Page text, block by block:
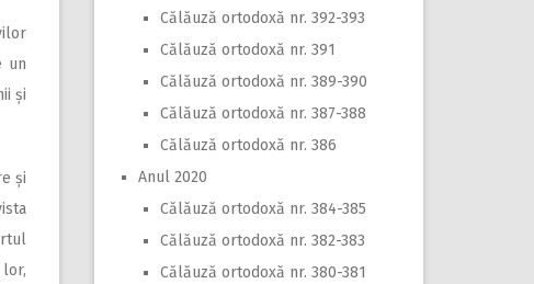
un
și
și
Călăuză ortodoxă nr. 392-393
Călăuză ortodoxă nr. 391
Călăuză ortodoxă nr. 389-390
Călăuză ortodoxă nr. 387-388
Călăuză ortodoxă nr. 386
Anul 2020
Călăuză ortodoxă nr. 384-385
Călăuză ortodoxă nr. 382-383
Călăuză ortodoxă nr. 380-381